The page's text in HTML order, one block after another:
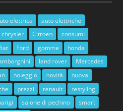
elettrica
auto elettriche
chrysler Citroen
consumi
Ford gomme
honda
land rover
Mercedes
noleggio novità
nuova
prezzi renault
restyling
salone di pechino
smart